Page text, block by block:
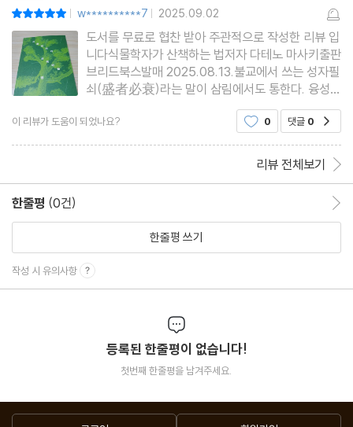
가지를 만드는 방법은
충영과 IPS 세포
눈 아래 적, 머리 위 위협
반달가슴곰의 잡다한 재주
오그라드는 세포
일왕의 밤나무
| w**********7 | 2025.09.02
도서를 무료로 협찬 받아 주관적으로 작성한 리뷰 입
니다식물학자가 산책하는 법저자 다테노 마사키출판
브리드북스발매 2025.08.13.불교에서 쓰는 성자필
쇠(盛者必衰)라는 말이 삼림에서도 통한다. 융성하
는 것은 결국 쇠퇴한다는 의미다. 주인공이 된 상록
수도 언젠가는 시든다. 상록수가 쓰러진 삼림 지면은
이 리뷰가 도움이 되었나요? 0 댓글 0
리뷰 전체보기
한줄평 (0건)
한줄평 쓰기
작성 시 유의사항
등록된 한줄평이 없습니다!
첫번째 한줄평을 남겨주세요.